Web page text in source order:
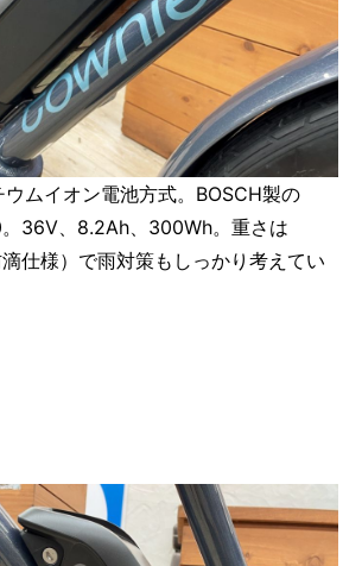
ムイオン電池方式。BOSCH製の
36V、8.2Ah、300Wh。重さは
仕様）で雨対策もしっかり考えてい